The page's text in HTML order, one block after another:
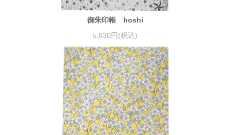
御朱印帳 hoshi
5,830円(税込)